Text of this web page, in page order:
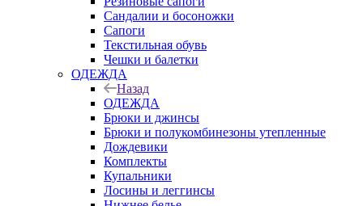
Сандалии и босоножки
Сапоги
Текстильная обувь
Чешки и балетки
ОДЕЖДА
Назад
ОДЕЖДА
Брюки и джинсы
Брюки и полукомбинезоны утепленные
Дождевики
Комплекты
Купальники
Лосины и леггинсы